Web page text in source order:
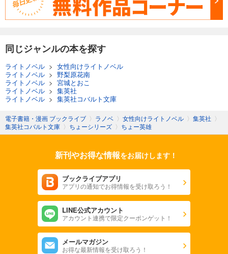
同じジャンルの本を探す
ライトノベル > 女性向けライトノベル
ライトノベル > 野梨原花南
ライトノベル > 宮城とおこ
ライトノベル > 集英社
ライトノベル > 集英社コバルト文庫
電子書籍・漫画 ブックライブ 〉 ラノベ 〉 女性向けライトノベル 〉 集英社 〉
集英社コバルト文庫 〉 ちょーシリーズ 〉 ちょー英雄
新刊やお得な情報をお届けします！
ブックライブアプリ
アプリの通知でお得情報を受け取ろう！
LINE公式アカウント
アカウント連携で限定クーポンゲット！
メールマガジン
お得な最新情報を受け取ろう！